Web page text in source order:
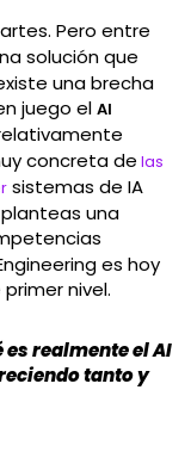
Pero entre
solución que
una brecha
juego el AI
concreta de las
sistemas de IA
una
es hoy
nivel.
realmente el AI
tanto y